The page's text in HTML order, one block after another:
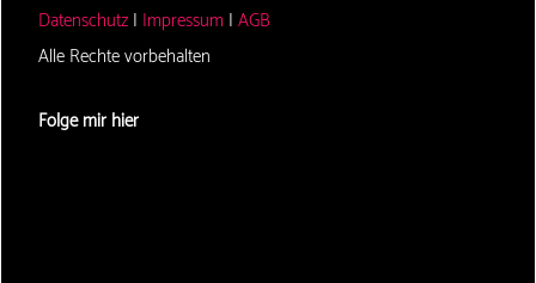
Datenschutz | Impressum | AGB
Alle Rechte vorbehalten
Folge mir hier